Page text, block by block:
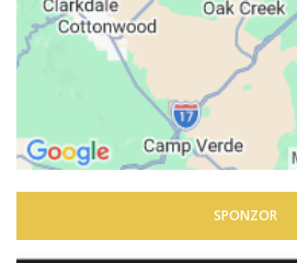
SPONZOR